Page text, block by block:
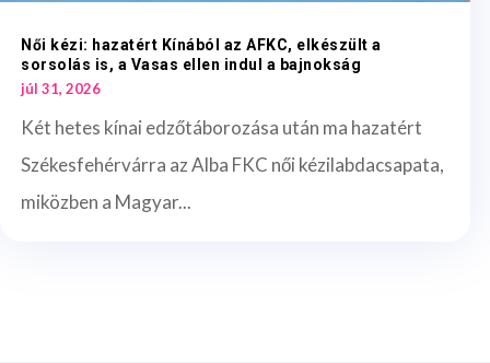
Női kézi: hazatért Kínából az AFKC, elkészült a
sorsolás is, a Vasas ellen indul a bajnokság
júl 31, 2026
Két hetes kínai edzőtáborozása után ma hazatért
Székesfehérvárra az Alba FKC női kézilabdacsapata,
miközben a Magyar...